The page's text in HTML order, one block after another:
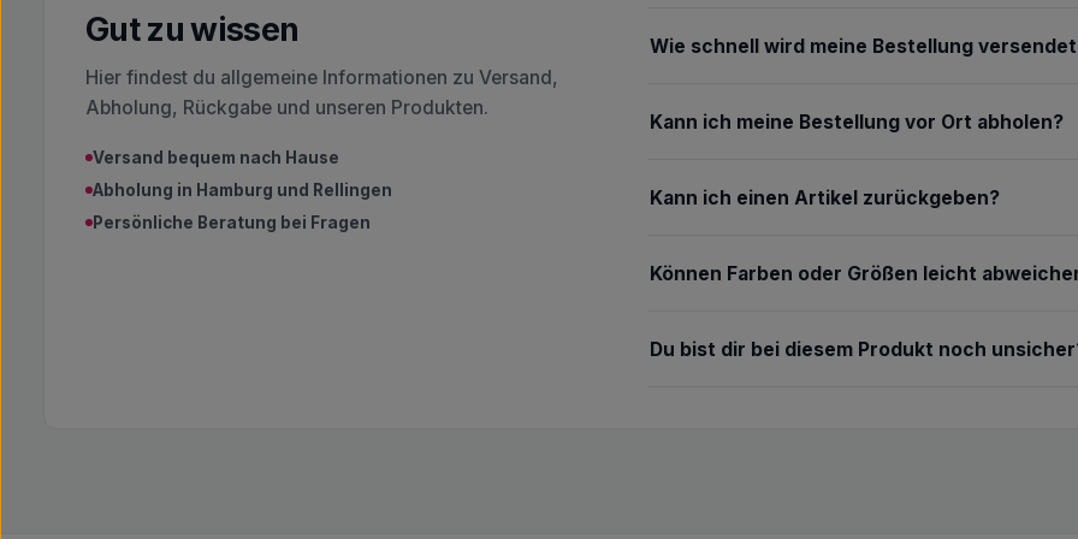
Gut zu wissen
Hier findest du allgemeine Informationen zu Versand,
Abholung, Rückgabe und unseren Produkten.
Versand bequem nach Hause
Abholung in Hamburg und Rellingen
Persönliche Beratung bei Fragen
Wie schnell wird meine Bestellung
Kann ich meine Bestellung vor Ort abholen?
Kann ich einen Artikel zurückgeben?
Können Farben oder Größen leicht
Du bist dir bei diesem Produkt noch